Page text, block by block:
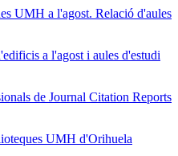
UMH a l'agost. Relació d'aules
a l'agost i aules d'estudi
de Journal Citation Reports
UMH d'Orihuela